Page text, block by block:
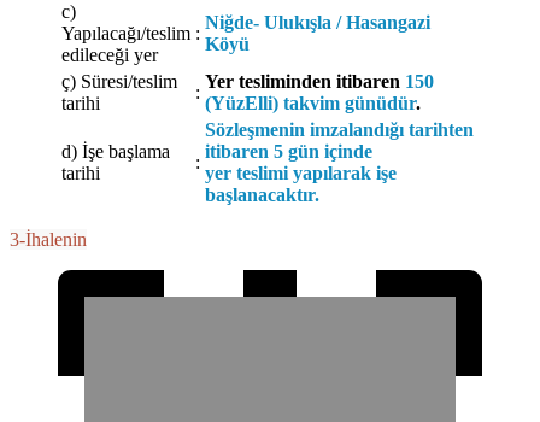
c)
Yapılacağı/teslim
edileceği yer
:
Niğde- Ulukışla / Hasangazi
Köyü
ç) Süresi/teslim
tarihi
:
Yer tesliminden itibaren 150
(YüzElli) takvim günüdür.
d) İşe başlama
tarihi
:
Sözleşmenin imzalandığı tarihten
itibaren 5 gün içinde
yer teslimi yapılarak işe
başlanacaktır.
3-İhalenin